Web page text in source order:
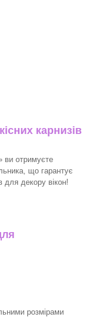
карнизів
ви отримуєте
що гарантує
для декору вікон!​
розмірами